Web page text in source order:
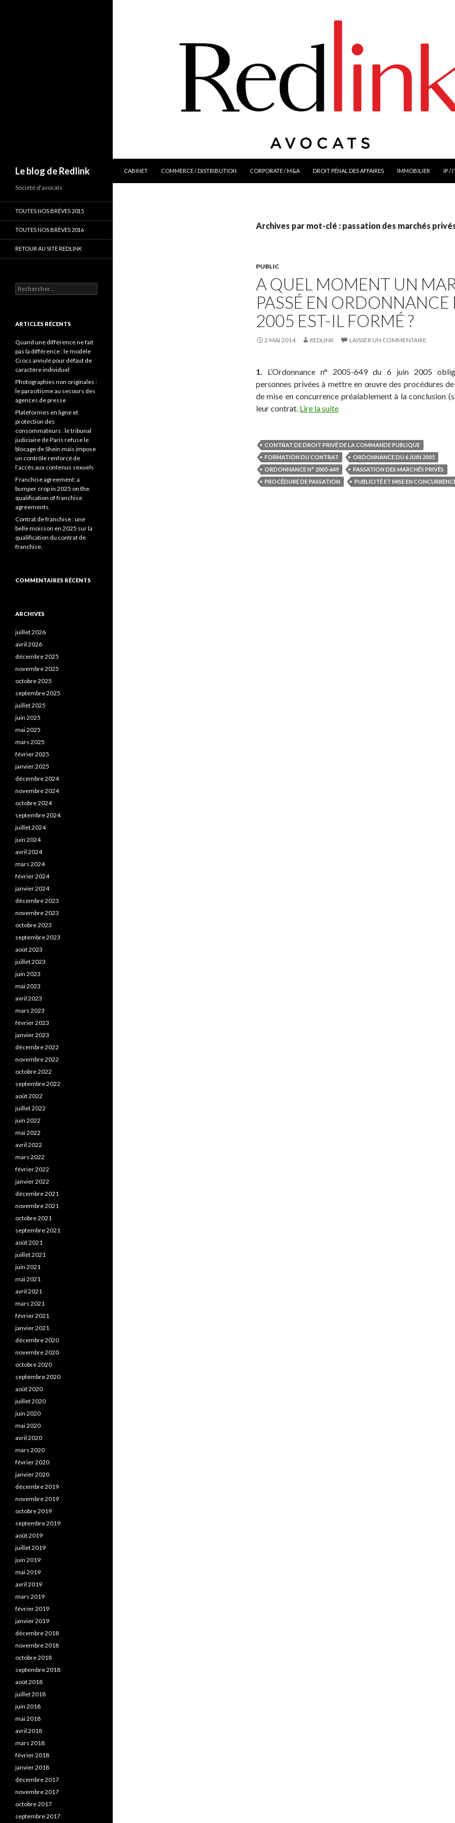
Le blog de Redlink
CABINET
COMMERCE / DISTRIBUTION CORPORATE / M&A DROIT PÉNAL DES AFFAIRES IMMOBILIER IP /
Archives par mot-clé : passation des marchés
PUBLIC
A QUEL MOMENT UN
PASSÉ EN ORDONNANCE
2005 EST-IL FORMÉ ?
2 MAI 2014 REDLINK LAISSER UN COMMENTAIRE
1. L’Ordonnance n° 2005-649 du 6 juin 2005
personnes privées à mettre en œuvre des procédures
de mise en concurrence préalablement à la conclusion
leur contrat. Lire la suite
CONTRAT DE DROIT PRIVÉ DE LA COMMANDE PUBLIQUE
FORMATION DU CONTRAT
ORDONNANCE DU 6 JUIN 2005
ORDONNANCE N° 2005-649
PASSATION DES MARCHÉS PRIVÉS
PROCÉDURE DE PASSATION
PUBLICITÉ ET MISE EN
Société d'avocats
TOUTES NOS BRÈVES 2015
TOUTES NOS BRÈVES 2016
RETOUR AU SITE REDLINK
Rechercher :
ARTICLES RÉCENTS
Quand une différence ne fait
pas la différence : le modèle
Crocs annulé pour défaut de
caractère individuel
Photographies non originales :
le parasitisme au secours des
agences de presse
Plateformes en ligne et
protection des
consommateurs : le tribunal
judiciaire de Paris refuse le
blocage de Shein mais impose
un contrôle renforcé de
l’accès aux contenus sexuels
Franchise agreement: a
bumper crop in 2025 on the
qualification of franchise
agreements.
Contrat de franchise : une
belle moisson en 2025 sur la
qualification du contrat de
franchise.
COMMENTAIRES RÉCENTS
ARCHIVES
juillet 2026
avril 2026
décembre 2025
novembre 2025
octobre 2025
septembre 2025
juillet 2025
juin 2025
mai 2025
mars 2025
février 2025
janvier 2025
décembre 2024
novembre 2024
octobre 2024
septembre 2024
juillet 2024
juin 2024
avril 2024
mars 2024
février 2024
janvier 2024
décembre 2023
novembre 2023
octobre 2023
septembre 2023
août 2023
juillet 2023
juin 2023
mai 2023
avril 2023
mars 2023
février 2023
janvier 2023
décembre 2022
novembre 2022
octobre 2022
septembre 2022
août 2022
juillet 2022
juin 2022
mai 2022
avril 2022
mars 2022
février 2022
janvier 2022
décembre 2021
novembre 2021
octobre 2021
septembre 2021
août 2021
juillet 2021
juin 2021
mai 2021
avril 2021
mars 2021
février 2021
janvier 2021
décembre 2020
novembre 2020
octobre 2020
septembre 2020
août 2020
juillet 2020
juin 2020
mai 2020
avril 2020
mars 2020
février 2020
janvier 2020
décembre 2019
novembre 2019
octobre 2019
septembre 2019
août 2019
juillet 2019
juin 2019
mai 2019
avril 2019
mars 2019
février 2019
janvier 2019
décembre 2018
novembre 2018
octobre 2018
septembre 2018
août 2018
juillet 2018
juin 2018
mai 2018
avril 2018
mars 2018
février 2018
janvier 2018
décembre 2017
novembre 2017
octobre 2017
septembre 2017